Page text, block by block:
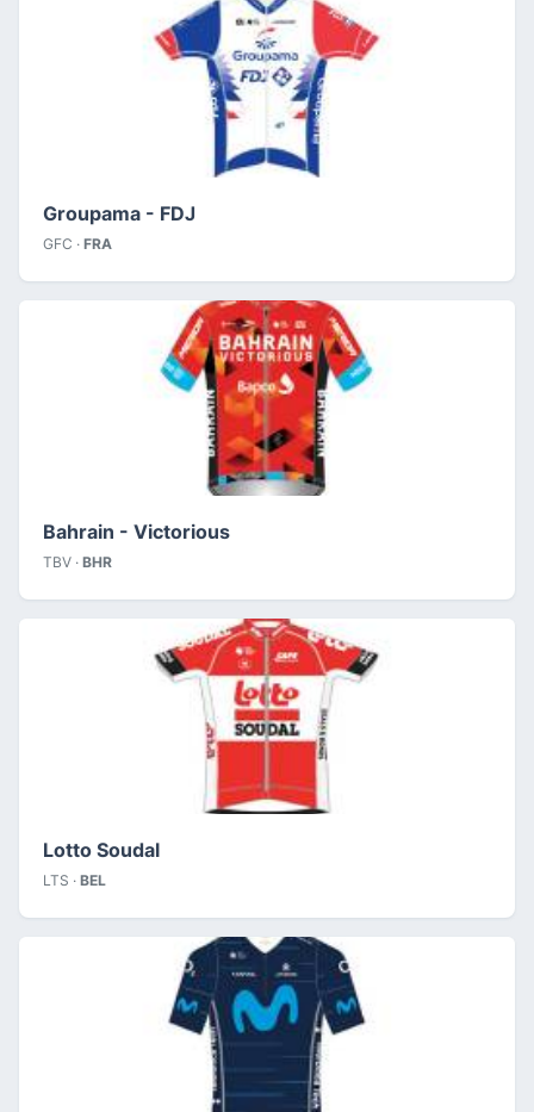
Groupama - FDJ
GFC · FRA
Bahrain - Victorious
TBV · BHR
Lotto Soudal
LTS · BEL